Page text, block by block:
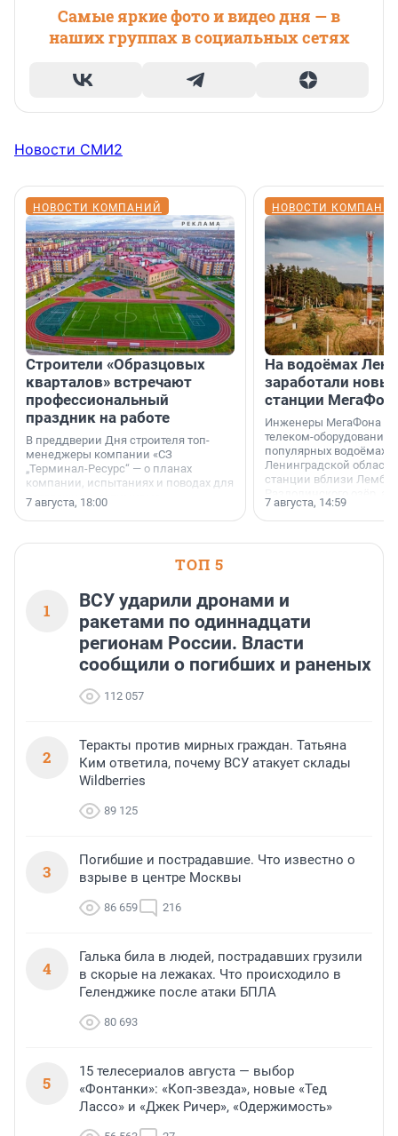
Самые яркие фото и видео дня — в
наших группах в социальных сетях
Новости СМИ2
НОВОСТИ КОМПАНИЙ
Строители «Образцовых
кварталов» встречают
профессиональный
праздник на работе
В преддверии Дня строителя топ-
менеджеры компании «СЗ
„Терминал-Ресурс“ — о планах
компании, испытаниях и поводах для
осторожного оптимизма.
7 августа, 18:00
НОВОСТИ
На водоёмах
заработали
станции
Инженеры МегаФона
телеком-оборудование
популярных водоёмах
Ленинградской
станции вблизи
недалеко от Большого
водопада.
7 августа, 14:59
ТОП 5
1
ВСУ ударили дронами и
ракетами по одиннадцати
регионам России. Власти
сообщили о погибших и раненых
112 057
2
Теракты против мирных граждан. Татьяна
Ким ответила, почему ВСУ атакует склады
Wildberries
89 125
3
Погибшие и пострадавшие. Что известно о
взрыве в центре Москвы
86 659 216
4
Галька била в людей, пострадавших грузили
в скорые на лежаках. Что происходило в
Геленджике после атаки БПЛА
80 693
5
15 телесериалов августа — выбор
«Фонтанки»: «Коп-звезда», новые «Тед
Лассо» и «Джек Ричер», «Одержимость»